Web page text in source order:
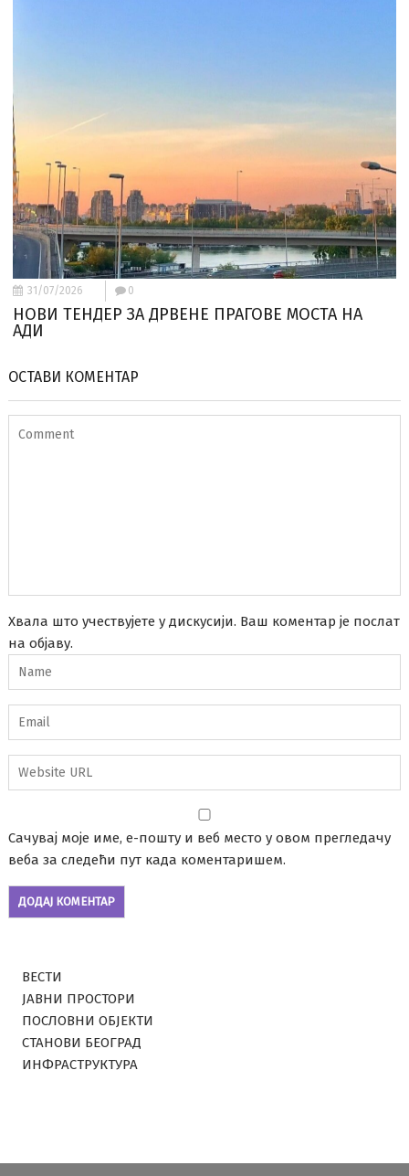
31/07/2026 0
НОВИ ТЕНДЕР ЗА ДРВЕНЕ ПРАГОВЕ МОСТА НА
АДИ
ОСТАВИ КОМЕНТАР
Хвала што учествујете у дискусији. Ваш коментар је послат
на објаву.
Сачувај моје име, е-пошту и веб место у овом прегледачу
веба за следећи пут када коментаришем.
ВЕСТИ
ЈАВНИ ПРОСТОРИ
ПОСЛОВНИ ОБЈЕКТИ
СТАНОВИ БЕОГРАД
ИНФРАСТРУКТУРА